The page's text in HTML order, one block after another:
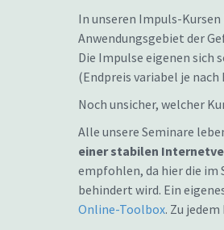
In unseren Impuls-
Anwendungsgebiet der
Die Impulse eigenen sich
(Endpreis variabel je nach
Noch unsicher, welcher
Alle unsere Seminare
einer stabilen
empfohlen, da hier die im
behindert wird. Ein
Online-Toolbox. Zu